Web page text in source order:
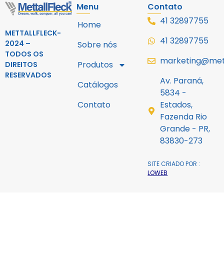
METTALLFLECK-
2024 –
TODOS OS
DIREITOS
RESERVADOS
Menu
Home
Sobre nós
Produtos
Catálogos
Contato
Contato
41 32897755
41 32897755
Av. Paraná,
5834 -
Estados,
Fazenda Rio
Grande - PR,
83830-273
SITE CRIADO POR :
LOWEB